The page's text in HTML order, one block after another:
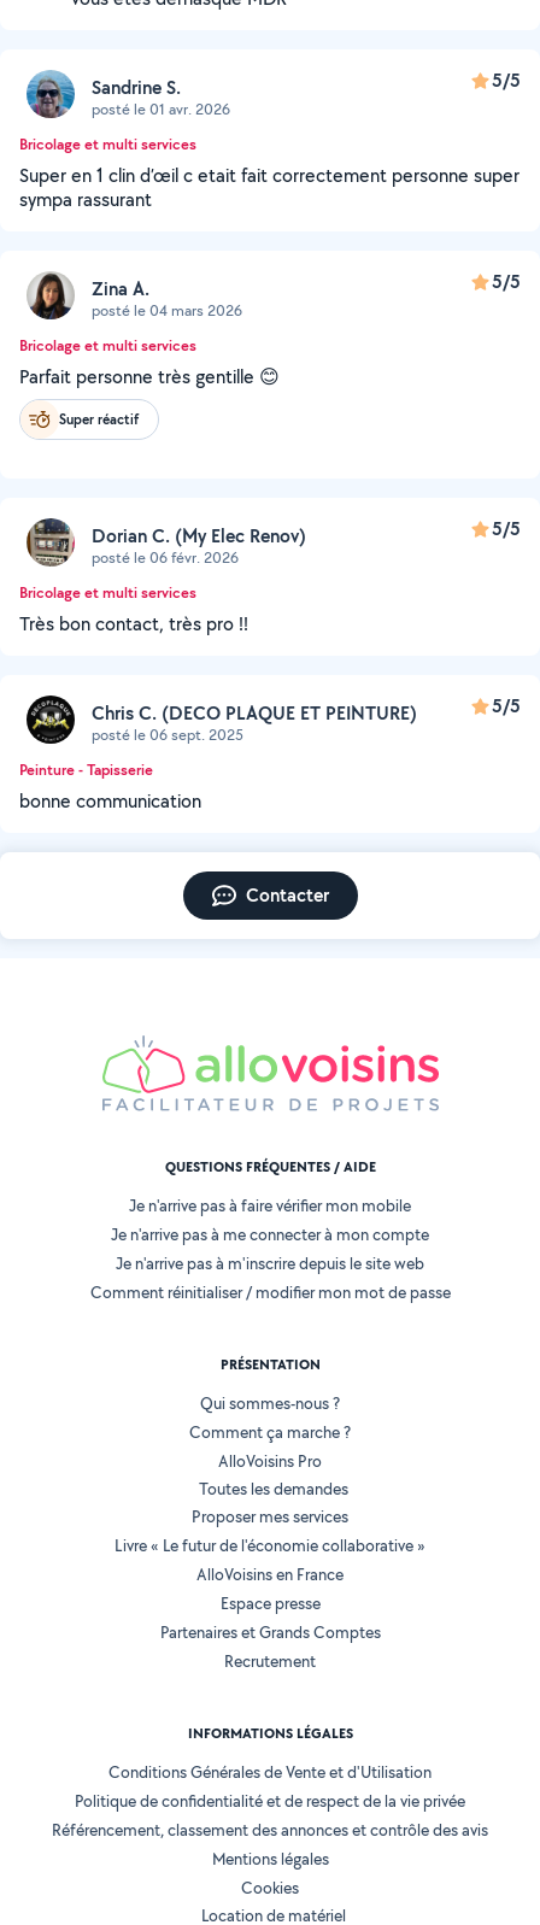
Sandrine S.
posté le 01 avr. 2026
5/5
Bricolage et multi services
Super en 1 clin d’œil c etait fait correctement personne super
sympa rassurant
Zina A.
posté le 04 mars 2026
5/5
Bricolage et multi services
Parfait personne très gentille 😊
Super réactif
Dorian C. (My Elec Renov)
posté le 06 févr. 2026
5/5
Bricolage et multi services
Très bon contact, très pro !!
Chris C. (DECO PLAQUE ET PEINTURE)
posté le 06 sept. 2025
5/5
Peinture - Tapisserie
bonne communication
Contacter
QUESTIONS FRÉQUENTES / AIDE
Je n'arrive pas à faire vérifier mon mobile
Je n'arrive pas à me connecter à mon compte
Je n'arrive pas à m'inscrire depuis le site web
Comment réinitialiser / modifier mon mot de passe
PRÉSENTATION
Qui sommes-nous ?
Comment ça marche ?
AlloVoisins Pro
Toutes les demandes
Proposer mes services
Livre « Le futur de l'économie collaborative »
AlloVoisins en France
Espace presse
Partenaires et Grands Comptes
Recrutement
INFORMATIONS LÉGALES
Conditions Générales de Vente et d'Utilisation
Politique de confidentialité et de respect de la vie privée
Référencement, classement des annonces et contrôle des avis
Mentions légales
Cookies
Location de matériel